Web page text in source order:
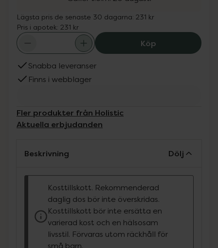
Lägsta pris de senaste 30 dagarna: 231 kr
Pris i apotek: 231 kr
KöpHolistic EAA
Snabba leveranser
Finns i webblager
Fler produkter från Holistic
Aktuella erbjudanden
Beskrivning Dölj
Kosttillskott. Rekommenderad
daglig dos bör inte överskridas.
Kosttillskott bör inte ersätta en
varierad kost och en hälsosam
livsstil. Förvaras utom räckhåll för
små barn.